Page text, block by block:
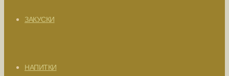
ЗАКУСКИ
НАПИТКИ